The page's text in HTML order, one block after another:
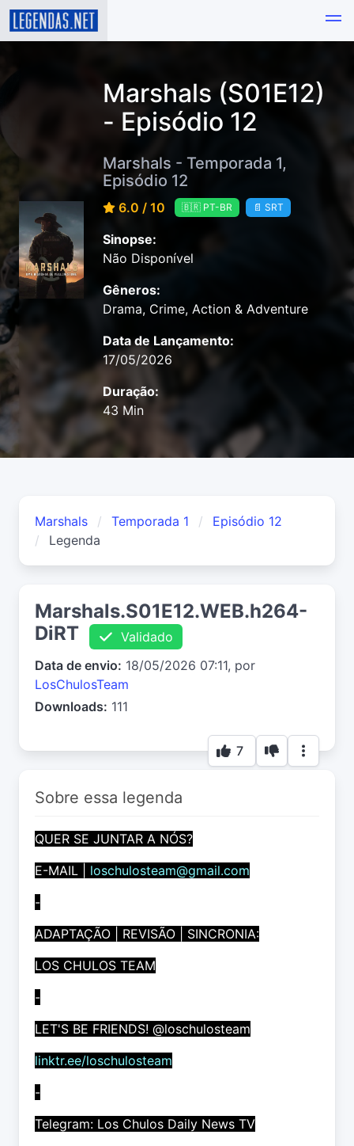
Marshals (S01E12)
- Episódio 12
Marshals - Temporada 1,
Episódio 12
6.0 / 10 🇧🇷 PT-BR 📄 SRT
Sinopse:
Não Disponível
Gêneros:
Drama, Crime, Action & Adventure
Data de Lançamento:
17/05/2026
Duração:
43 Min
Marshals Temporada 1
Episódio 12
Legenda
Marshals.S01E12.WEB.h264-
DiRT
Validado
Data de envio: 18/05/2026 07:11, por
LosChulosTeam
Downloads: 111
7
Sobre essa legenda
QUER SE JUNTAR A NÓS?
E-MAIL |
loschulosteam@gmail.com
-
ADAPTAÇÃO | REVISÃO | SINCRONIA:
LOS CHULOS TEAM
-
LET'S BE FRIENDS! @loschulosteam
linktr.ee/loschulosteam
-
Telegram: Los Chulos Daily News TV